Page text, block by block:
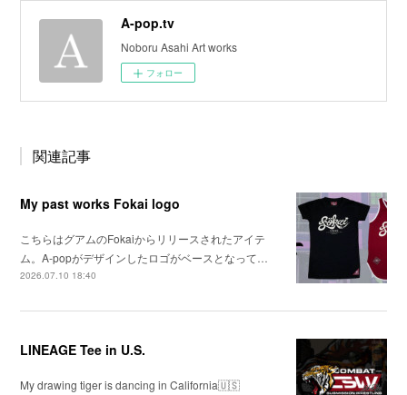
A-pop.tv
Noboru Asahi Art works
フォロー
関連記事
My past works Fokai logo
こちらはグアムのFokaiからリリースされたアイテ
ム。A-popがデザインしたロゴがベースとなって…
2026.07.10 18:40
LINEAGE Tee in U.S.
My drawing tiger is dancing in California🇺🇸